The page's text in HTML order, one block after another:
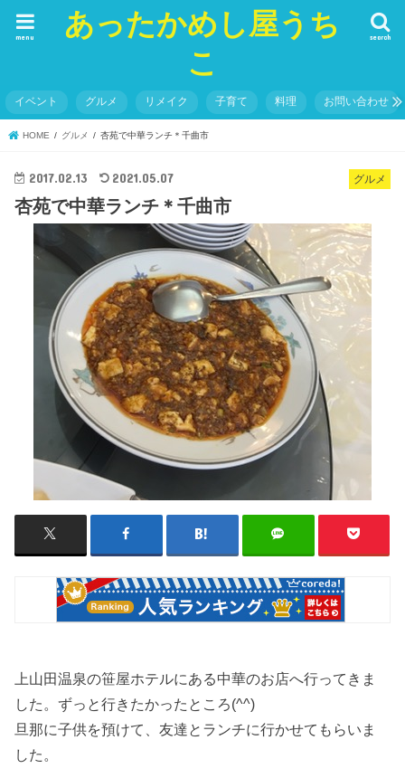
あったかめし屋うち
こ
search
menu
イベント グルメ リメイク 子育て 料理 お問い合わせ
HOME グルメ 杏苑で中華ランチ＊千曲市
グルメ
2017.02.13 2021.05.07
杏苑で中華ランチ＊千曲市
上山田温泉の笹屋ホテルにある中華のお店へ行ってきま
した。ずっと行きたかったところ(^^)
旦那に子供を預けて、友達とランチに行かせてもらいま
した。